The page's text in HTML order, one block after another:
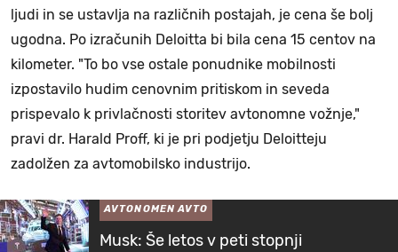
ljudi in se ustavlja na različnih postajah, je cena še bolj
ugodna. Po izračunih Deloitta bi bila cena 15 centov na
kilometer. "To bo vse ostale ponudnike mobilnosti
izpostavilo hudim cenovnim pritiskom in seveda
prispevalo k privlačnosti storitev avtonomne vožnje,"
pravi dr. Harald Proff, ki je pri podjetju Deloitteju
zadolžen za avtomobilsko industrijo.
AVTONOMEN AVTO
Musk: Še letos v peti stopnji